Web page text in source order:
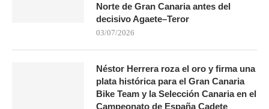
Norte de Gran Canaria antes del
decisivo Agaete–Teror
03/07/2026
Néstor Herrera roza el oro y firma una
plata histórica para el Gran Canaria
Bike Team y la Selección Canaria en el
Campeonato de España Cadete